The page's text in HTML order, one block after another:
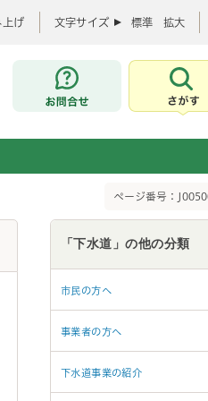
上げ 文字サイズ 標準 拡大
お問合せ
さが
ページ番号：
「下水道」の他の分類
市民の方へ
事業者の方へ
下水道事業の紹介